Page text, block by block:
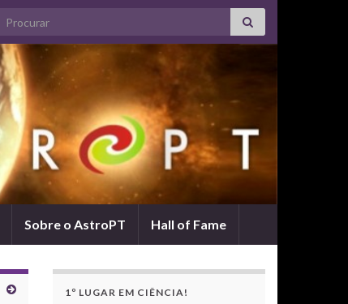
Search for:
Sobre o AstroPT Hall of Fame
1º LUGAR EM CIÊNCIA!